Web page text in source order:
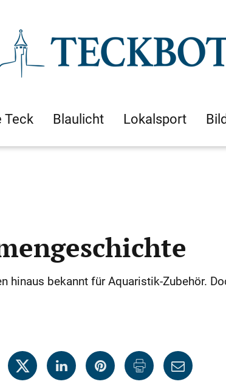
Teck Blaulicht Lokalsport
hinaus bekannt für Aquaristik-Zubehör.